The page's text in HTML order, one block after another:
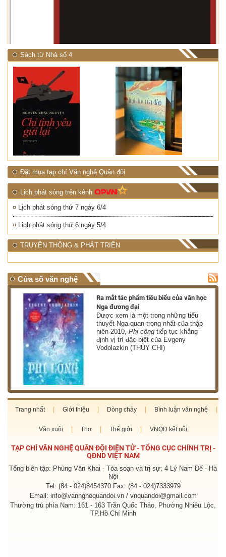
Sách từ Nhà số 4
Đặt mua tạp chí Văn nghệ Quân đội
Lịch phát sóng trên kênh
Lịch phát sóng thứ 7 ngày 6/4
Lịch phát sóng thứ 6 ngày 5/4
TRUYỀN THÔNG & PHÁT TRIỂN
Cửa sổ văn nghệ
Ra mắt tác phẩm tiêu biểu của văn học
Nga đương đại
Được xem là một trong những tiểu
thuyết Nga quan trọng nhất của thập
niên 2010,Phi công tiếp tục khẳng
định vị trí đặc biệt của Evgeny
Vodolazkin (THÙY CHI)
Trang nhất Giới thiệu Dòng chảy Bình luận văn nghệ
Văn xuôi Thơ Thế giới VNQĐ kết nối
TẠP CHÍ VĂN NGHỆ QUÂN ĐỘI ĐIỆN TỬ - TỔNG CỤC CHÍNH TRỊ -
QĐND VIỆT NAM
Tổng biên tập: Phùng Văn Khai - Tòa soạn và trị sự: 4 Lý Nam Đế - Hà
Nội
Tel: (84 - 024)8454370 Fax: (84 - 024)7333979
Email: info@vannghequandoi.vn / vnquandoi@gmail.com
Thường trú phía Nam: 161 - 163 Trần Quốc Thảo, Phường Nhiêu Lộc,
TP.Hồ Chí Minh